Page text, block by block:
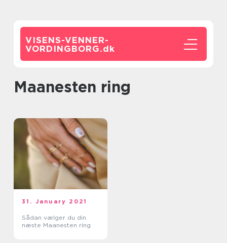
VISENS-VENNER-
VORDINGBORG.dk
maanesten ring
31. January 2021
Sådan vælger du din
næste Maanesten ring